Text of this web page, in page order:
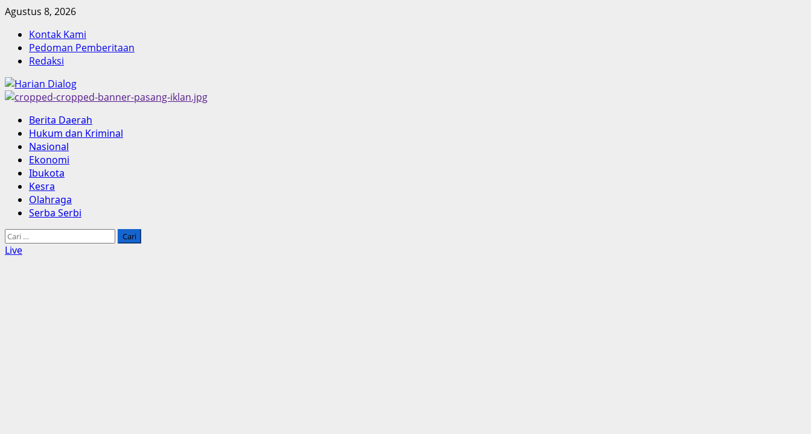
Skip
content
Agustus 8, 2026
Kontak Kami
Pedoman Pemberitaan
Redaksi
Primary
Menu
Berita Daerah
Hukum dan Kriminal
Nasional
Ekonomi
Ibukota
Kesra
Olahraga
Serba Serbi
Cari
untuk:
Live